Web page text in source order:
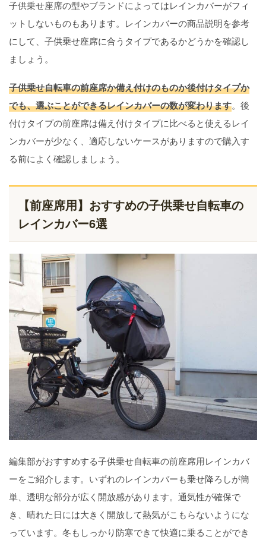
子供乗せ座席の型やブランドによってはレインカバーがフィ
ットしないものもあります。レインカバーの商品説明を参考
にして、子供乗せ座席に合うタイプであるかどうかを確認し
ましょう。
子供乗せ自転車の前座席か備え付けのものか後付けタイプか
でも、選ぶことができるレインカバーの数が変わります。後
付けタイプの前座席は備え付けタイプに比べると使えるレイ
ンカバーが少なく、適応しないケースがありますので購入す
る前によく確認しましょう。
【前座席用】おすすめの子供乗せ自転車の
レインカバー6選
編集部がおすすめする子供乗せ自転車の前座席用レインカバ
ーをご紹介します。いずれのレインカバーも乗せ降ろしが簡
単、透明な部分が広く開放感があります。通気性が確保で
き、晴れた日には大きく開放して熱気がこもらないようにな
っています。冬もしっかり防寒できて快適に乗ることができ